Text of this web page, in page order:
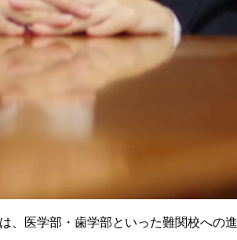
、医学部・歯学部といった難関校への